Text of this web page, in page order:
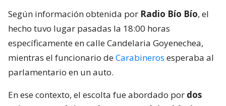
Según información obtenida por Radio Bío Bío, el
hecho tuvo lugar pasadas la 18:00 horas
específicamente en calle Candelaria Goyenechea,
mientras el funcionario deCarabineros esperaba al
parlamentario en un auto.
En ese contexto, el escolta fue abordado por dos